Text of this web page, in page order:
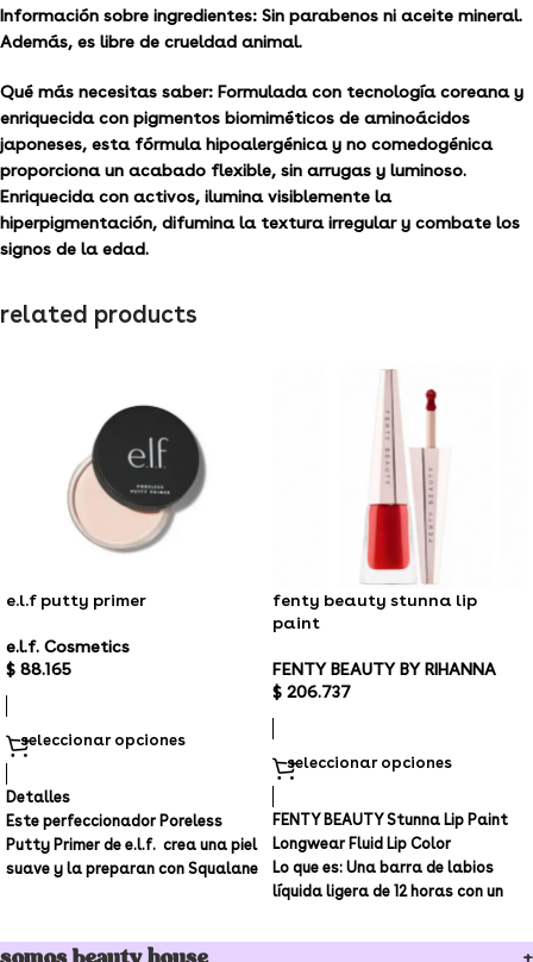
Información sobre ingredientes: Sin parabenos ni aceite mineral.
Además, es libre de crueldad animal.
Qué más necesitas saber: Formulada con tecnología coreana y
enriquecida con pigmentos biomiméticos de aminoácidos
japoneses, esta fórmula hipoalergénica y no comedogénica
proporciona un acabado flexible, sin arrugas y luminoso.
Enriquecida con activos, ilumina visiblemente la
hiperpigmentación, difumina la textura irregular y combate los
signos de la edad.
related products
e.l.f putty primer
e.l.f. Cosmetics
$ 88.165
seleccionar opciones
Detalles
Este perfeccionador Poreless
Putty Primer de e.l.f. crea una piel
suave y la preparan con Squalane
textura aterciopelada se desliza
fenty beauty stunna lip
paint
FENTY BEAUTY BY RIHANNA
$ 206.737
seleccionar opciones
FENTY BEAUTY Stunna Lip Paint
Longwear Fluid Lip Color
Lo que es: Una barra de labios
líquida ligera de 12 horas con un
en una gama de tonos llamativos
somos beauty house